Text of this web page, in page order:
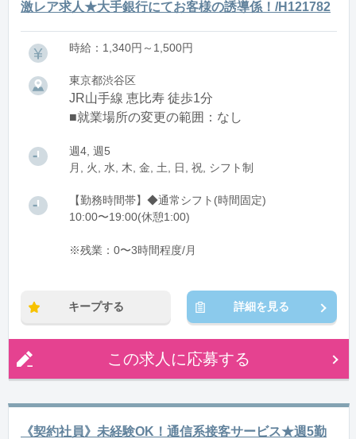
激レア求人★大手銀行にてお客様の誘導係！/H121782
時給：1,340円～1,500円
東京都渋谷区
JR山手線 恵比寿 徒歩1分
■就業場所の変更の範囲：なし
週4, 週5
月, 火, 水, 木, 金, 土, 日, 祝, シフト制
【勤務時間帯】◆通常シフト(時間固定)
10:00〜19:00(休憩1:00)
※残業：0〜3時間程度/月
キープする 詳細を見る
この求人に応募する
《契約社員》未経験OK！通信系接客サービス★週5勤